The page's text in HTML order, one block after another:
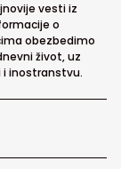
vesti iz
o
obezbedimo
život, uz
i inostranstvu.